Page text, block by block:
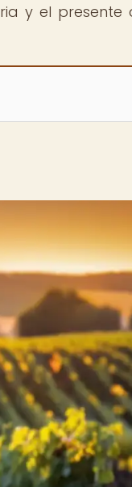
y el presente